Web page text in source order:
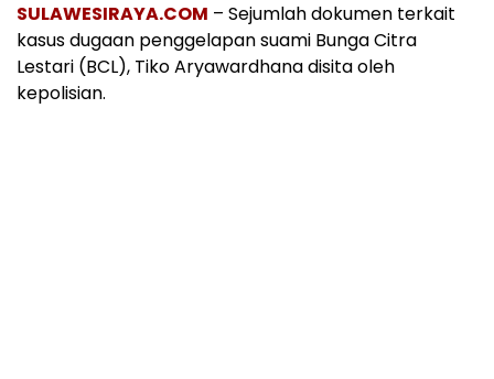
SULAWESIRAYA.COM – Sejumlah dokumen terkait
kasus dugaan penggelapan suami Bunga Citra
Lestari (BCL), Tiko Aryawardhana disita oleh
kepolisian.